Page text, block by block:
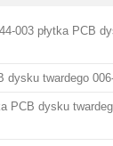
003 płytka PCB
dysku twardego
PCB dysku